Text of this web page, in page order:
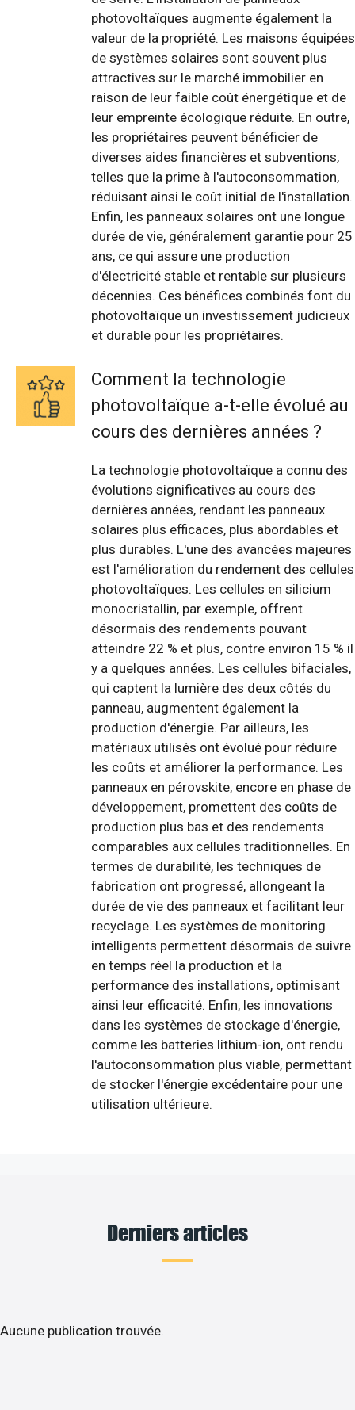
photovoltaïques augmente également la
valeur de la propriété. Les maisons équipées
de systèmes solaires sont souvent plus
attractives sur le marché immobilier en
raison de leur faible coût énergétique et de
leur empreinte écologique réduite. En outre,
les propriétaires peuvent bénéficier de
diverses aides financières et subventions,
telles que la prime à l'autoconsommation,
réduisant ainsi le coût initial de l'installation.
Enfin, les panneaux solaires ont une longue
durée de vie, généralement garantie pour 25
ans, ce qui assure une production
d'électricité stable et rentable sur plusieurs
décennies. Ces bénéfices combinés font du
photovoltaïque un investissement judicieux
et durable pour les propriétaires.
Comment la technologie
photovoltaïque a-t-elle évolué au
cours des dernières années ?
La technologie photovoltaïque a connu des
évolutions significatives au cours des
dernières années, rendant les panneaux
solaires plus efficaces, plus abordables et
plus durables. L'une des avancées majeures
est l'amélioration du rendement des cellules
photovoltaïques. Les cellules en silicium
monocristallin, par exemple, offrent
désormais des rendements pouvant
atteindre 22 % et plus, contre environ 15 % il
y a quelques années. Les cellules bifaciales,
qui captent la lumière des deux côtés du
panneau, augmentent également la
production d'énergie. Par ailleurs, les
matériaux utilisés ont évolué pour réduire
les coûts et améliorer la performance. Les
panneaux en pérovskite, encore en phase de
développement, promettent des coûts de
production plus bas et des rendements
comparables aux cellules traditionnelles. En
termes de durabilité, les techniques de
fabrication ont progressé, allongeant la
durée de vie des panneaux et facilitant leur
recyclage. Les systèmes de monitoring
intelligents permettent désormais de suivre
en temps réel la production et la
performance des installations, optimisant
ainsi leur efficacité. Enfin, les innovations
dans les systèmes de stockage d'énergie,
comme les batteries lithium-ion, ont rendu
l'autoconsommation plus viable, permettant
de stocker l'énergie excédentaire pour une
utilisation ultérieure.
Derniers articles
Aucune publication trouvée.